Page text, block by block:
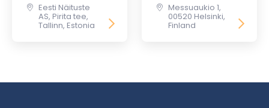
Eesti Näituste
AS, Pirita tee,
Tallinn, Estonia
Messuaukio 1,
00520 Helsinki,
Finland